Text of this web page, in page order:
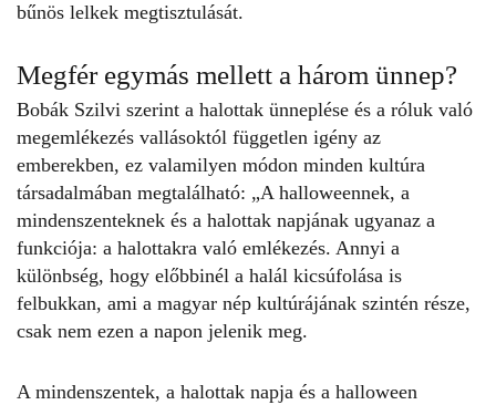
bűnös lelkek megtisztulását.
Megfér egymás mellett a három ünnep?
Bobák Szilvi szerint a halottak ünneplése és a róluk való
megemlékezés vallásoktól független igény az
emberekben, ez valamilyen módon minden kultúra
társadalmában megtalálható: „A halloweennek, a
mindenszenteknek és a halottak napjának ugyanaz a
funkciója: a halottakra való emlékezés. Annyi a
különbség, hogy előbbinél a halál kicsúfolása is
felbukkan, ami a magyar nép kultúrájának szintén része,
csak nem ezen a napon jelenik meg.
A mindenszentek, a halottak napja és a halloween